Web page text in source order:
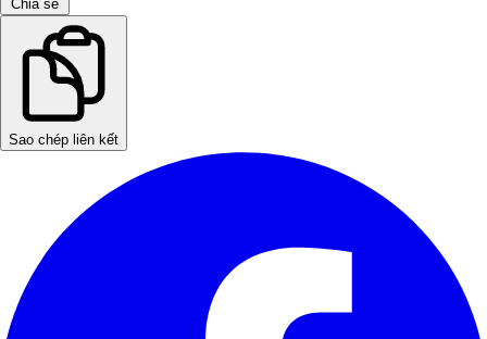
Chia sẻ
Sao chép liên kết